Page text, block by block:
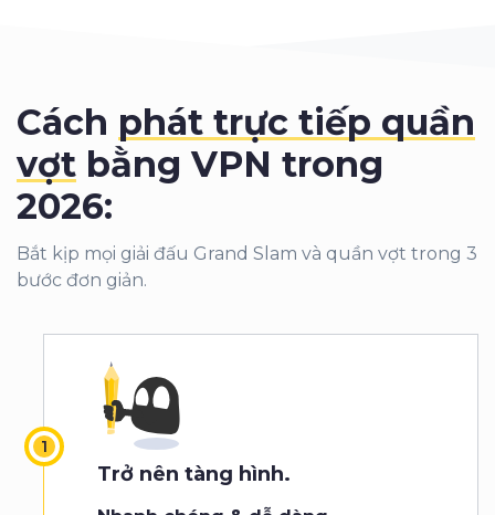
Cách phát trực tiếp quần
vợt bằng VPN trong
2026:
Bắt kịp mọi giải đấu Grand Slam và quần vợt trong 3
bước đơn giản.
Trở nên tàng hình.